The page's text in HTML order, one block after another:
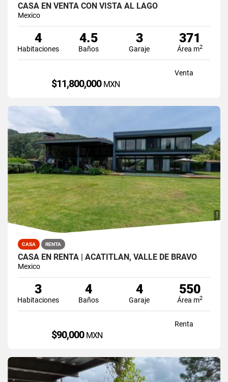
CASA EN VENTA CON VISTA AL LAGO
Mexico
4
Habitaciones
4.5
Baños
3
Garaje
371
Área m2
Venta
$11,800,000 MXN
CASA RENTA
CASA EN RENTA | ACATITLÁN, VALLE DE BRAVO
Mexico
3
Habitaciones
4
Baños
4
Garaje
550
Área m2
Renta
$90,000 MXN